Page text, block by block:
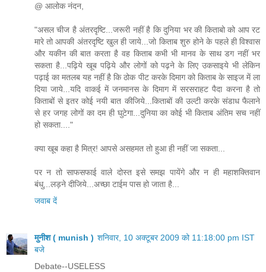
@ आलोक नंदन,
"असल चीज है अंतरदृष्टि...जरूरी नहीं है कि दुनिया भर की किताबो को आप रट
मारे तो आपकी अंतरदृष्टि खुल ही जाये...जो किताब शुरु होने के पहले ही विश्वास
और यकीन की बात करता है वह किताब कभी भी मानव के साथ डग नहीं भर
सकता है...पढ़िये खूब पढ़िये और लोगों को पढ़ने के लिए उकसाइये भी लेकिन
पढ़ाई का मतलब यह नहीं है कि ठोक पीट करके दिमाग को किताब के साइज में ला
दिया जाये...यदि वाकई में जनमानस के दिमाग में सरसराहट पैदा करना है तो
किताबों से इतर कोई नयी बात कीजिये...किताबों की उल्टी करके संडाध फैलाने
से हर जगह लोगों का दम ही घुटेगा...दुनिया का कोई भी किताब अंतिम सच नहीं
हो सकता...."
क्या खूब कहा है मित्र! आपसे असहमत तो हुआ ही नहीं जा सकता...
पर न तो साफसफाई वाले दोस्त इसे समझ पायेंगे और न ही महाशक्तिवान
बंधु...लड़ने दीजिये...अच्छा टाईम पास हो जाता है...
जवाब दें
मुनीश ( munish ) शनिवार, 10 अक्टूबर 2009 को 11:18:00 pm IST
बजे
Debate--USELESS